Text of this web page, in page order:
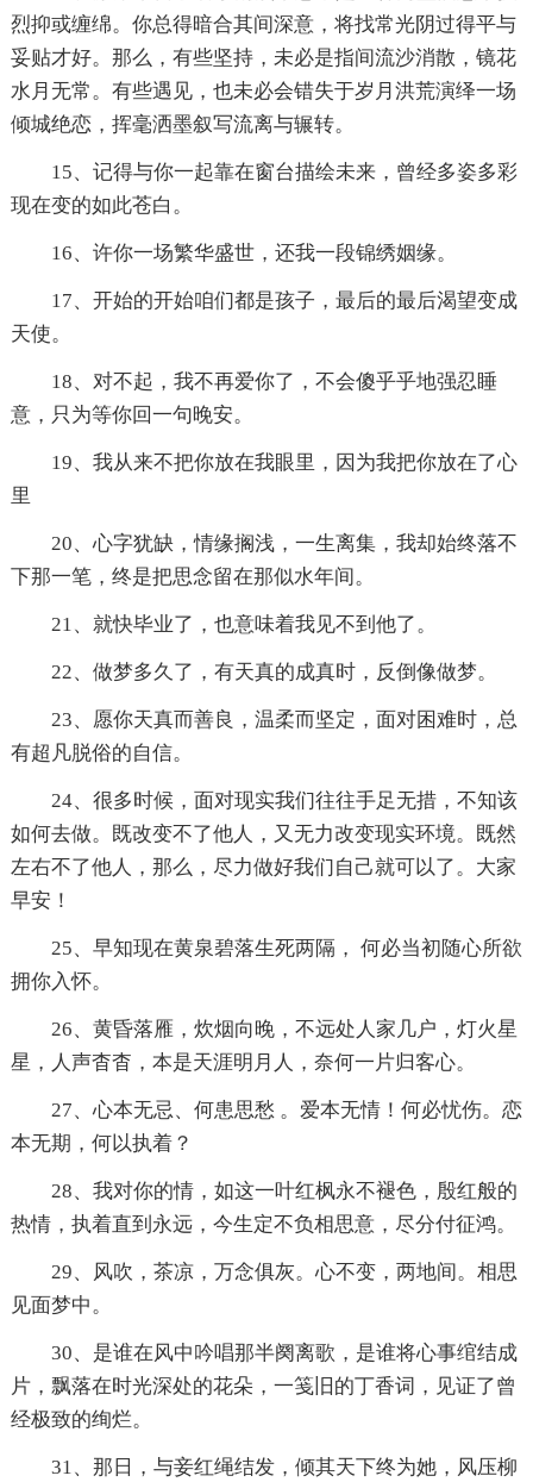
烈抑或缠绵。你总得暗合其间深意，将找常光阴过得平与
妥贴才好。那么，有些坚持，未必是指间流沙消散，镜花
水月无常。有些遇见，也未必会错失于岁月洪荒演绎一场
倾城绝恋，挥毫洒墨叙写流离与辗转。
15、记得与你一起靠在窗台描绘未来，曾经多姿多彩
现在变的如此苍白。
16、许你一场繁华盛世，还我一段锦绣姻缘。
17、开始的开始咱们都是孩子，最后的最后渴望变成
天使。
18、对不起，我不再爱你了，不会傻乎乎地强忍睡
意，只为等你回一句晚安。
19、我从来不把你放在我眼里，因为我把你放在了心
里
20、心字犹缺，情缘搁浅，一生离集，我却始终落不
下那一笔，终是把思念留在那似水年间。
21、就快毕业了，也意味着我见不到他了。
22、做梦多久了，有天真的成真时，反倒像做梦。
23、愿你天真而善良，温柔而坚定，面对困难时，总
有超凡脱俗的自信。
24、很多时候，面对现实我们往往手足无措，不知该
如何去做。既改变不了他人，又无力改变现实环境。既然
左右不了他人，那么，尽力做好我们自己就可以了。大家
早安！
25、早知现在黄泉碧落生死两隔， 何必当初随心所欲
拥你入怀。
26、黄昏落雁，炊烟向晚，不远处人家几户，灯火星
星，人声杳杳，本是天涯明月人，奈何一片归客心。
27、心本无忌、何患思愁 。爱本无情！何必忧伤。恋
本无期，何以执着？
28、我对你的情，如这一叶红枫永不褪色，殷红般的
热情，执着直到永远，今生定不负相思意，尽分付征鸿。
29、风吹，茶凉，万念俱灰。心不变，两地间。相思
见面梦中。
30、是谁在风中吟唱那半阕离歌，是谁将心事绾结成
片，飘落在时光深处的花朵，一笺旧的丁香词，见证了曾
经极致的绚烂。
31、那日，与妾红绳结发，倾其天下终为她，风压柳